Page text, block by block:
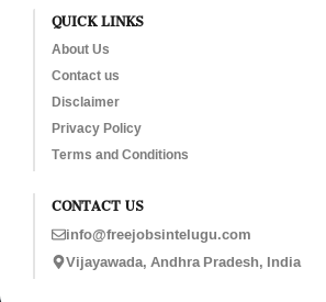
QUICK LINKS
About Us
Contact us
Disclaimer
Privacy Policy
Terms and Conditions
CONTACT US
info@freejobsintelugu.com
Vijayawada, Andhra Pradesh, India